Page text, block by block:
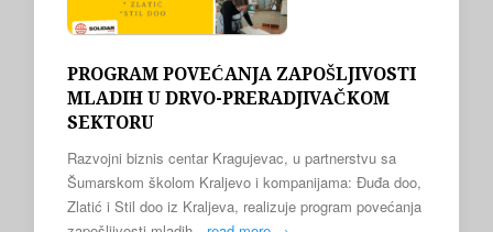
PROGRAM POVEĆANJA ZAPOŠLJIVOSTI
MLADIH U DRVO-PRERADJIVAČKOM
SEKTORU
Razvojni biznis centar Kragujevac, u partnerstvu sa
Šumarskom školom Kraljevo i kompanijama: Đuđa doo,
Zlatić i Stil doo iz Kraljeva, realizuje program povećanja